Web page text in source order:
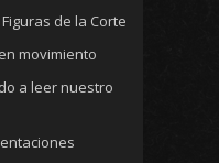
de la Corte
movimiento
a leer nuestro